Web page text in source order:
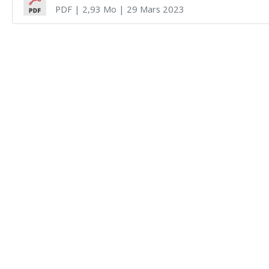
PDF| 2,93 Mo | 29 Mars 2023